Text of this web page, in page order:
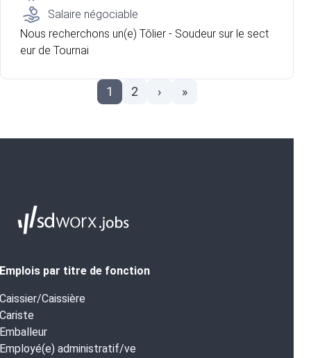
Salaire négociable
Nous recherchons un(e) Tôlier - Soudeur sur le sect
eur de Tournai
1 2 › »
Emplois par titre de fonction
Caissier/Caissière
Cariste
Emballeur
Employé(e) administratif/ve